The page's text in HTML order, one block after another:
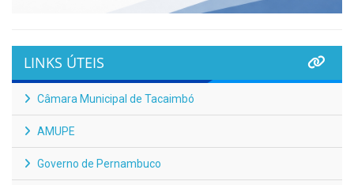
LINKS ÚTEIS
Câmara Municipal de Tacaimbó
AMUPE
Governo de Pernambuco